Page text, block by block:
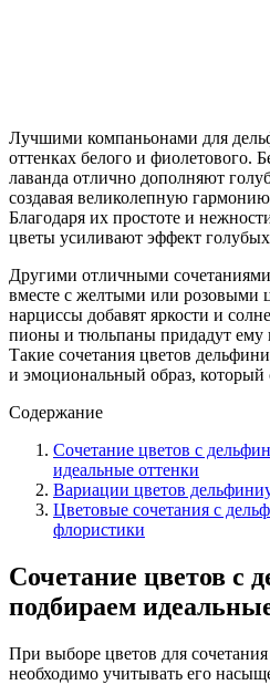
Лучшими компаньонами для
оттенках белого и фиолетового.
лаванда отлично дополняют
создавая великолепную
Благодаря их простоте и
цветы усиливают эффект
Другими отличными
вместе с желтыми или розовыми
нарциссы добавят яркости и
пионы и тюльпаны придадут ему
Такие сочетания цветов
и эмоциональный образ, который
Содержание
Сочетание цветов с
идеальные оттенки
Вариации цветов
Цветовые сочетания с
флористики
Сочетание цветов с
подбираем
При выборе цветов для
необходимо учитывать его